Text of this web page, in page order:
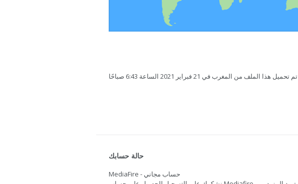
تم تحميل هذا الملف من المغرب في 21 فبراير 2021 الساعة 6:43 صباحًا
حالة حسابك
MediaFire - حساب مجاني